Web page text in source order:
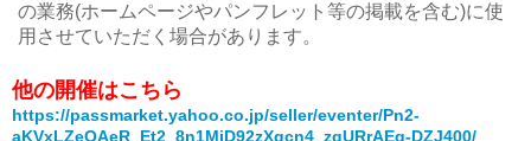
の業務(ホームページやパンフレット等の掲載を含む)に使
用させていただく場合があります。
他の開催はこちら
https://passmarket.yahoo.co.jp/seller/eventer/Pn2-
aKVxLZeOAeR_Et2_8n1MiD92zXgcn4_zqURrAEg-DZJ400/